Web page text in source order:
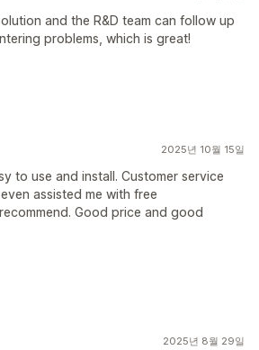
and the R&D team can follow up
problems, which is great!
2025년 10월 15일
to use and install. Customer service
assisted me with free
Good price and good
2025년 8월 29일